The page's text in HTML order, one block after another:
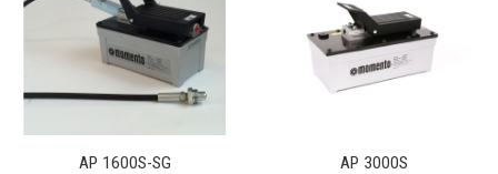
AP 1600S-SG
AP 3000S